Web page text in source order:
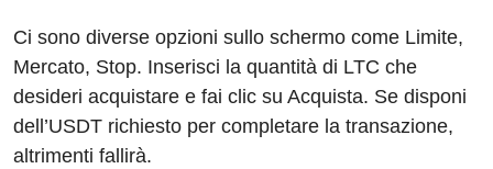
Ci sono diverse opzioni sullo schermo come Limite,
Mercato, Stop. Inserisci la quantità di LTC che
desideri acquistare e fai clic su Acquista. Se disponi
dell’USDT richiesto per completare la transazione,
altrimenti fallirà.